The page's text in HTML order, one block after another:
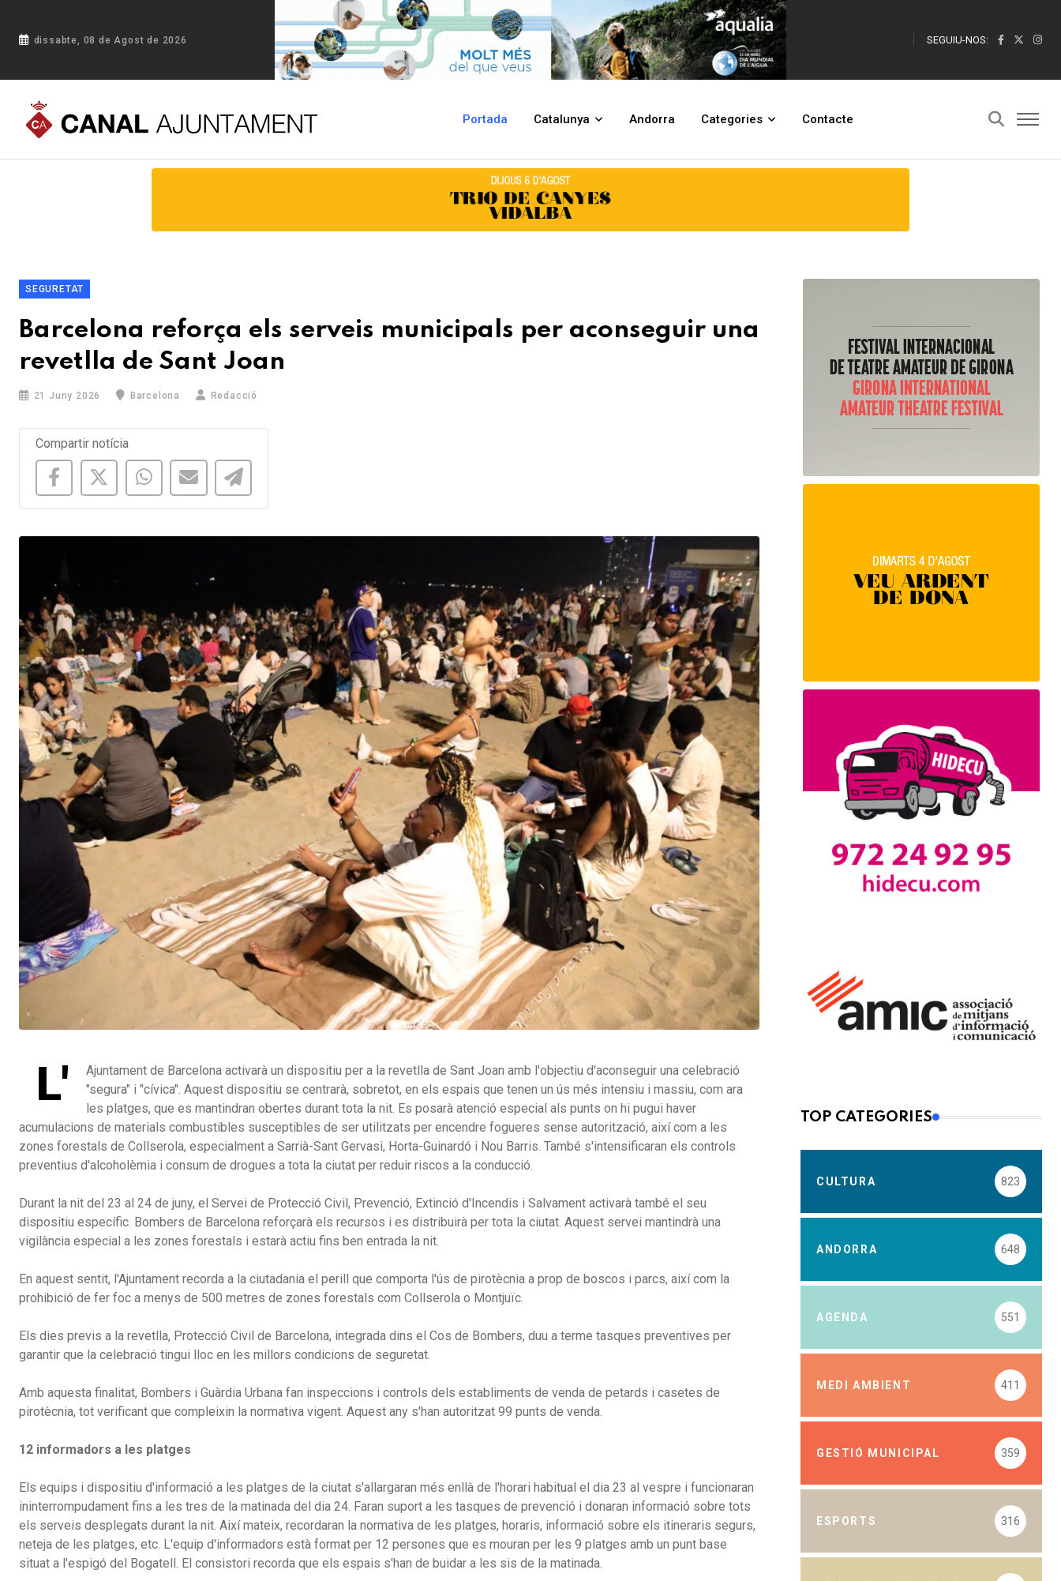
dissabte, 08 de Agost de 2026 SEGUIU-NOS:
Portada Catalunya Andorra Categories Contacte
Portada Blog Barcelona reforça els serveis municipals per aconseguir una revetlla de Sant Joan
SEGURETAT
Barcelona reforça els serveis municipals per aconseguir una
revetlla de Sant Joan
21 Juny 2026 Barcelona Redacció
Compartir notícia
L'
Ajuntament de Barcelona activarà un dispositiu per a la revetlla de Sant Joan amb l'objectiu d'aconseguir una celebració
"segura" i "cívica". Aquest dispositiu se centrarà, sobretot, en els espais que tenen un ús més intensiu i massiu, com ara
les platges, que es mantindran obertes durant tota la nit. Es posarà atenció especial als punts on hi pugui haver
acumulacions de materials combustibles susceptibles de ser utilitzats per encendre fogueres sense autorització, així com a les
zones forestals de Collserola, especialment a Sarrià-Sant Gervasi, Horta-Guinardó i Nou Barris. També s'intensificaran els controls
preventius d'alcoholèmia i consum de drogues a tota la ciutat per reduir riscos a la conducció.
Durant la nit del 23 al 24 de juny, el Servei de Protecció Civil, Prevenció, Extinció d'Incendis i Salvament activarà també el seu
dispositiu específic. Bombers de Barcelona reforçarà els recursos i es distribuirà per tota la ciutat. Aquest servei mantindrà una
vigilància especial a les zones forestals i estarà actiu fins ben entrada la nit.
En aquest sentit, l'Ajuntament recorda a la ciutadania el perill que comporta l'ús de pirotècnia a prop de boscos i parcs, així com la
prohibició de fer foc a menys de 500 metres de zones forestals com Collserola o Montjuïc.
Els dies previs a la revetlla, Protecció Civil de Barcelona, integrada dins el Cos de Bombers, duu a terme tasques preventives per
garantir que la celebració tingui lloc en les millors condicions de seguretat.
Amb aquesta finalitat, Bombers i Guàrdia Urbana fan inspeccions i controls dels establiments de venda de petards i casetes de
pirotècnia, tot verificant que compleixin la normativa vigent. Aquest any s'han autoritzat 99 punts de venda.
12 informadors a les platges
Els equips i dispositiu d'informació a les platges de la ciutat s'allargaran més enllà de l'horari habitual el dia 23 al vespre i funcionaran
ininterrompudament fins a les tres de la matinada del dia 24. Faran suport a les tasques de prevenció i donaran informació sobre tots
els serveis desplegats durant la nit. Així mateix, recordaran la normativa de les platges, horaris, informació sobre els itineraris segurs,
neteja de les platges, etc. L'equip d'informadors està format per 12 persones que es mouran per les 9 platges amb un punt base
situat a l'espigó del Bogatell. El consistori recorda que els espais s'han de buidar a les sis de la matinada.
TOP CATEGORIES
CULTURA 823
ANDORRA 648
AGENDA 551
MEDI AMBIENT 411
GESTIÓ MUNICIPAL 359
ESPORTS 316